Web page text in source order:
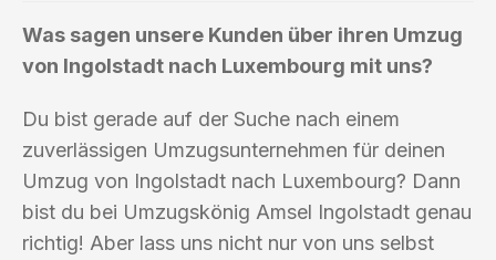
Was sagen unsere Kunden über ihren Umzug
von Ingolstadt nach Luxembourg mit uns?
Du bist gerade auf der Suche nach einem
zuverlässigen Umzugsunternehmen für deinen
Umzug von Ingolstadt nach Luxembourg? Dann
bist du bei Umzugskönig Amsel Ingolstadt genau
richtig! Aber lass uns nicht nur von uns selbst